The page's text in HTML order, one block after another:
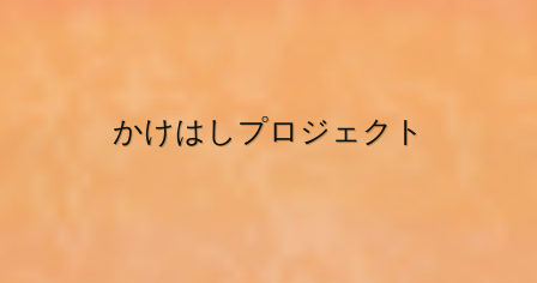
かけはしプロジェクト
かけはしプロジェクト